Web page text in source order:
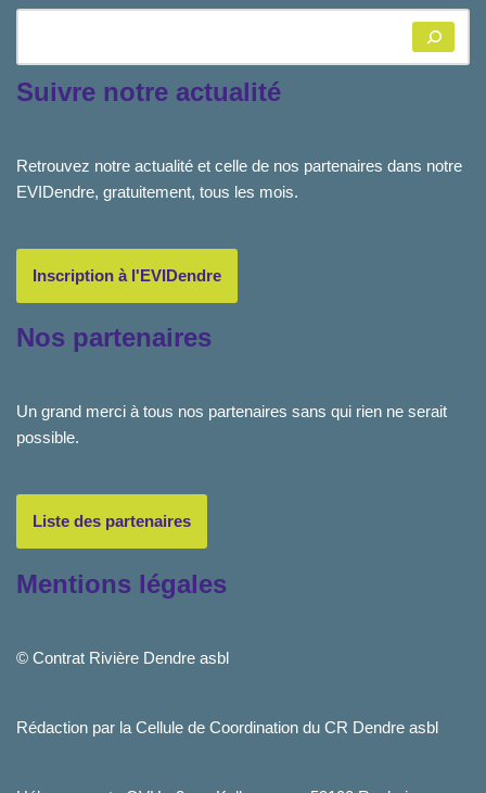
Suivre notre actualité
Retrouvez notre actualité et celle de nos partenaires dans notre
EVIDendre, gratuitement, tous les mois.
Inscription à l'EVIDendre
Nos partenaires
Un grand merci à tous nos partenaires sans qui rien ne serait
possible.
Liste des partenaires
Mentions légales
© Contrat Rivière Dendre asbl
Rédaction par la Cellule de Coordination du CR Dendre asbl